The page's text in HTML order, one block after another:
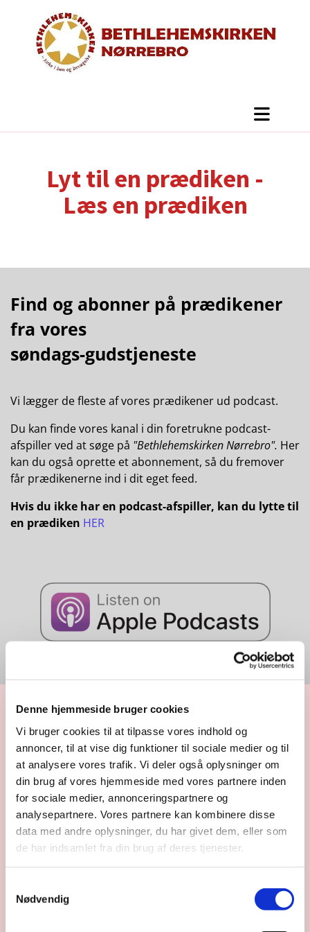
Denne hjemmeside bruger cookies
Vi bruger cookies til at tilpasse vores indhold og
annoncer, til at vise dig funktioner til sociale medier og til
at analysere vores trafik. Vi deler også oplysninger om
din brug af vores hjemmeside med vores partnere inden
for sociale medier, annonceringspartnere og
analysepartnere. Vores partnere kan kombinere disse
data med andre oplysninger, du har givet dem, eller som
de har indsamlet fra din brug af deres tjenester.
Nødvendig
Lyt til en prædiken -
Læs en prædiken
Find og abonner på prædikener
fra vores
søndags-gudstjeneste
Vi lægger de fleste af vores prædikener ud podcast.
Du kan finde vores kanal i din foretrukne podcast-
afspiller ved at søge på "Bethlehemskirken Nørrebro". Her
kan du også oprette et abonnement, så du fremover
får prædikenerne ind i dit eget feed.
Hvis du ikke har en podcast-afspiller, kan du lytte til
en prædiken HER
gudstjenester til Facebook
Husk at vi også streamer de fleste af vores
gudstjenester direkte til Facebook, hvor dukan være
med live eller se gudstjenesten op til 14 dage senere.
Se vores streaminger ved at klikke HER